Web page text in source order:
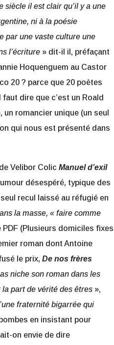
siècle il est clair qu’il y a une
ni à la poésie
par une vaste culture une
l’écriture » dit-il il, préfaçant
Hoquenguem au Castor
20 ? parce que 20 poètes
faut dire que c’est un Roald
romancier unique (un seul
qui nous est présenté dans
Velibor ColicManuel d’exil
désespéré, typique des
recul laissé au réfugié en
la masse, « faire comme
(Plusieurs domiciles fixes
roman dont Antoine
le prix,De nos frères
niche son roman dans les
part de vérité des êtres »,
fraternité bigarrée qui
en insistant pour
on envie de dire